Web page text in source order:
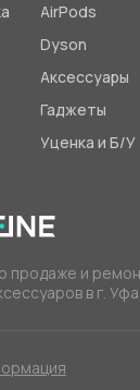
продаже и
в г. Уфа
AirPods
Аксессуары
Гаджеты
Уценка и Б/У
Dyson